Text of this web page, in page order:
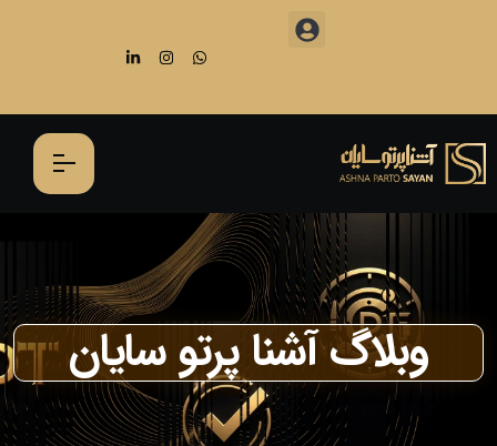
وبلاگ آشنا پرتو سایان